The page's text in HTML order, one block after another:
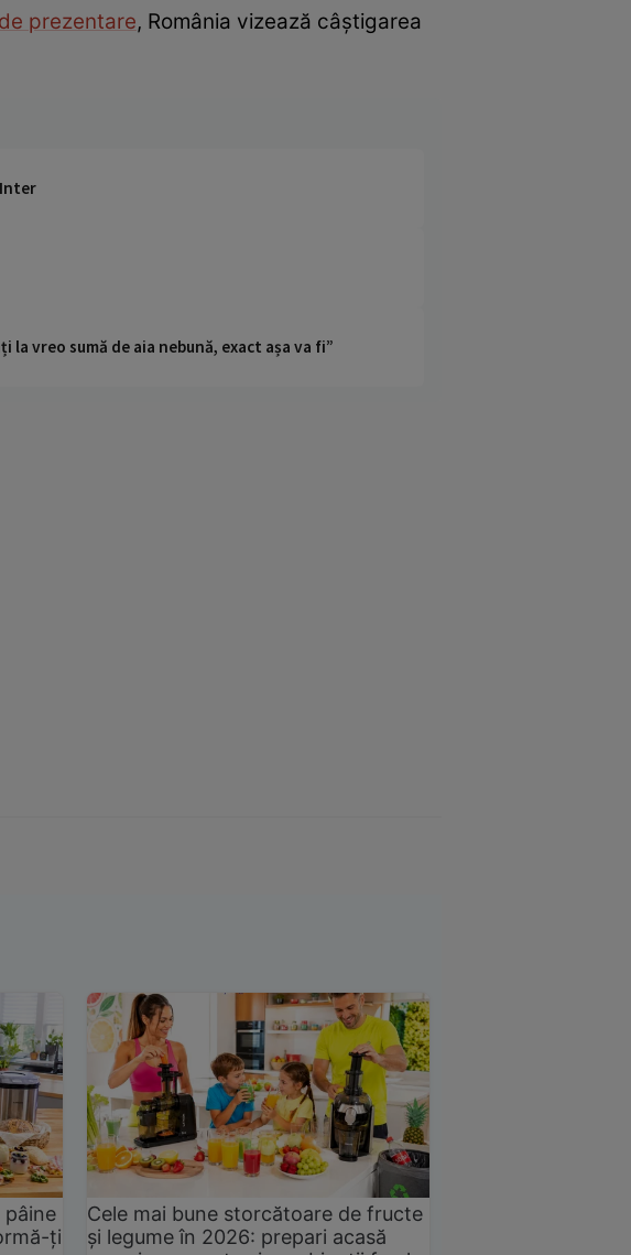
prezentare, România vizează câștigarea
vreo sumă de aia nebună, exact așa va fi”
pâine
ți
Cele mai bune storcătoare de fructe
și legume în 2026: prepari acasă